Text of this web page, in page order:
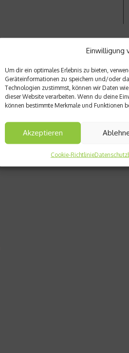
Einwilligung
Um dir ein optimales Erlebnis zu bieten,
Geräteinformationen zu speichern und/oder
Technologien zustimmst, können wir Daten
dieser Website verarbeiten. Wenn du deine
können bestimmte Merkmale und Funktionen
Akzeptieren
Cookie-Richtlinie